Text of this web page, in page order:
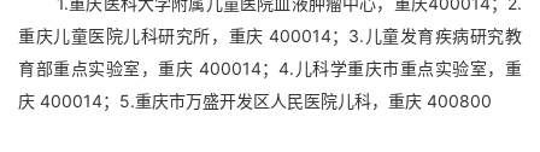
重庆儿童医院儿科研究所，重庆 400014；3.儿童发育疾病研究教
育部重点实验室，重庆 400014；4.儿科学重庆市重点实验室，重
庆 400014；5.重庆市万盛开发区人民医院儿科，重庆 400800